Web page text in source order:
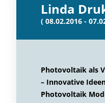
Linda
( 08.02.2016 -
Photovoltaik als
– Innovative
Photovoltaik